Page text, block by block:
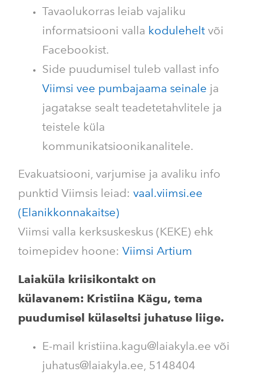
Tavaolukorras leiab vajaliku
informatsiooni valla kodulehelt või
Facebookist.
Side puudumisel tuleb vallast info
Viimsi vee pumbajaama seinale ja
jagatakse sealt teadetetahvlitele ja
teistele küla
kommunikatsioonikanalitele.
Evakuatsiooni, varjumise ja avaliku info
punktid Viimsis leiad: vaal.viimsi.ee
(Elanikkonnakaitse)
Viimsi valla kerksuskeskus (KEKE) ehk
toimepidev hoone: Viimsi Artium
Laiaküla kriisikontakt on
külavanem: Kristiina Kägu, tema
puudumisel külaseltsi juhatuse liige.
E-mail kristiina.kagu@laiakyla.ee või
juhatus@laiakyla.ee, 5148404